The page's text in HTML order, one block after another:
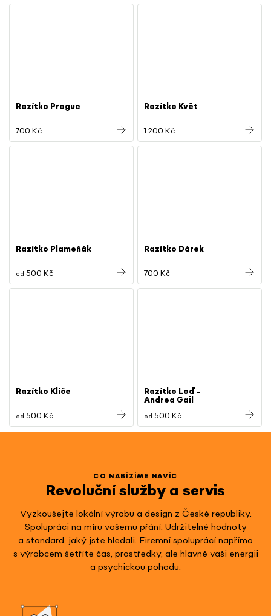
Razítko Prague
700 Kč
Razítko Květ
1 200 Kč
Razítko Plameňák
od 500 Kč
Razítko Dárek
700 Kč
Razítko Klíče
od 500 Kč
Razítko Loď –
Andrea Gail
od 500 Kč
CO NABÍZÍME NAVÍC
Revoluční služby a servis
Vyzkoušejte lokální výrobu a design z České republiky.
Spolupráci na míru vašemu přání. Udržitelné hodnoty
a standard, jaký jste hledali. Firemní spoluprácí napřímo
s výrobcem šetříte čas, prostředky, ale hlavně vaši energii
a psychickou pohodu.